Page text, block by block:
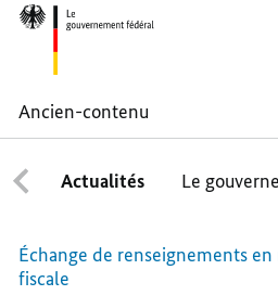
Ancien-contenu
Ensemble
contre
la
fraudeActualités Le
Échange de renseignements
fiscale